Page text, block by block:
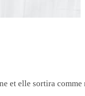
et elle sortira comme